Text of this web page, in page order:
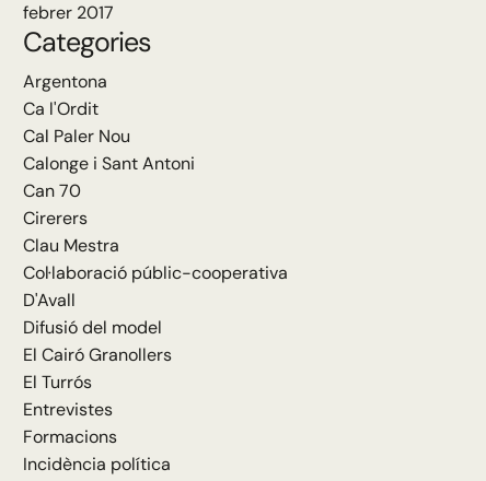
febrer 2017
Categories
Argentona
Ca l'Ordit
Cal Paler Nou
Calonge i Sant Antoni
Can 70
Cirerers
Clau Mestra
Col·laboració públic-cooperativa
D'Avall
Difusió del model
El Cairó Granollers
El Turrós
Entrevistes
Formacions
Incidència política